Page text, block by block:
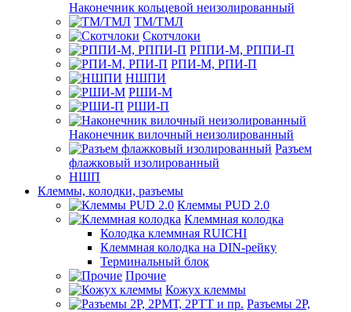
Наконечник кольцевой неизолированный
ТМ/ТМЛ
Скотчлоки
РППИ-М, РППИ-П
РПИ-М, РПИ-П
НШПИ
РШИ-М
РШИ-П
Наконечник вилочный неизолированный
Разъем
флажковый изолированный
НШП
Клеммы, колодки, разъемы
Клеммы PUD 2.0
Клеммная колодка
Колодка клеммная RUICHI
Клеммная колодка на DIN-рейку
Терминальный блок
Прочие
Кожух клеммы
Разъемы 2Р,